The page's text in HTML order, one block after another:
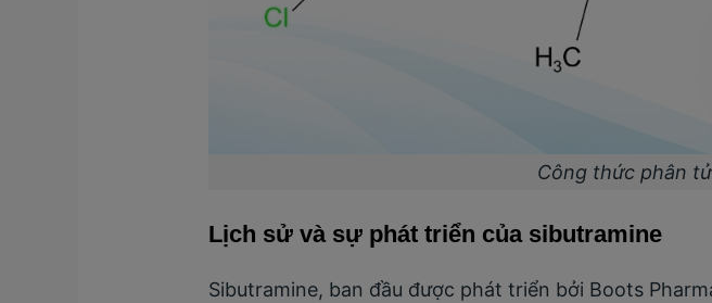
Công thức phân
Lịch sử và sự phát triển của sibutramine
Sibutramine, ban đầu được phát triển bởi Boots